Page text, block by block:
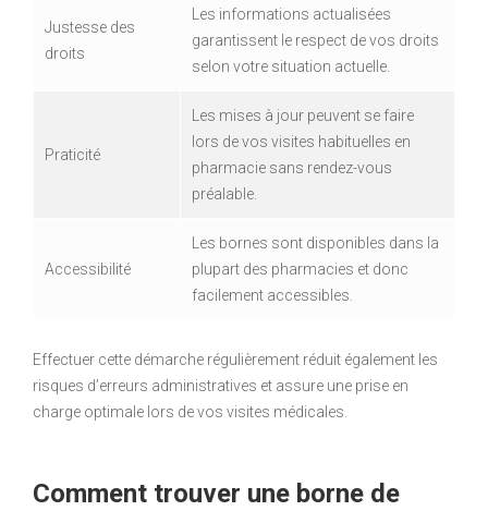
Justesse des
droits
Les informations actualisées
garantissent le respect de vos droits
selon votre situation actuelle.
Praticité
Les mises à jour peuvent se faire
lors de vos visites habituelles en
pharmacie sans rendez-vous
préalable.
Accessibilité
Les bornes sont disponibles dans la
plupart des pharmacies et donc
facilement accessibles.
Effectuer cette démarche régulièrement réduit également les
risques d’erreurs administratives et assure une prise en
charge optimale lors de vos visites médicales.
Comment trouver une borne de